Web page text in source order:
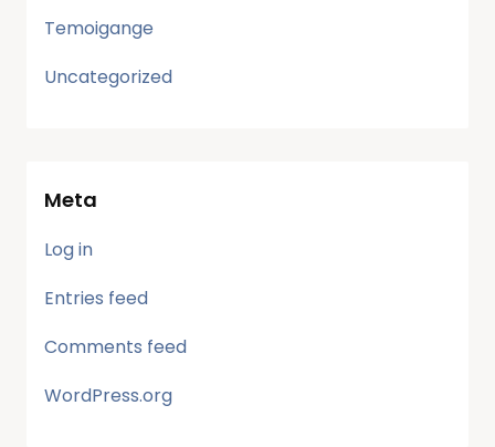
Temoigange
Uncategorized
Meta
Log in
Entries feed
Comments feed
WordPress.org